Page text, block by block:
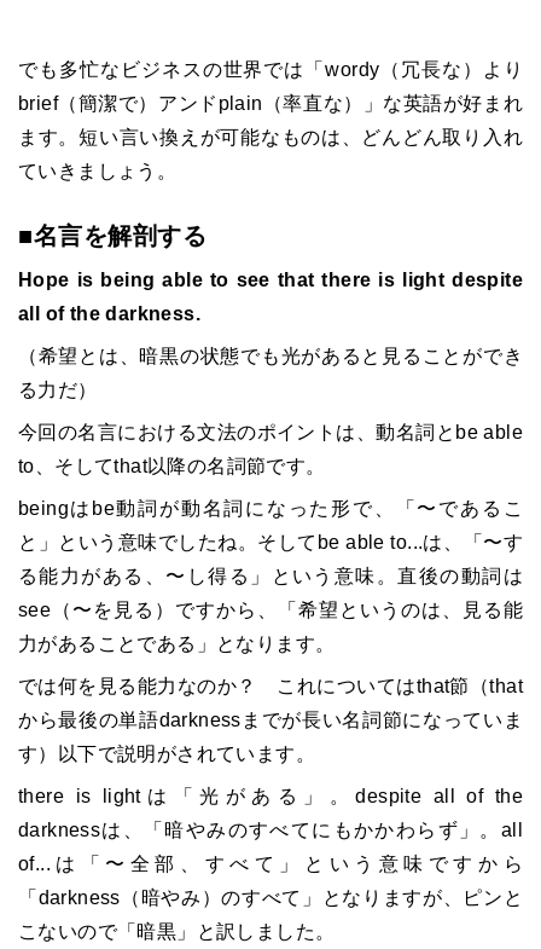
でも多忙なビジネスの世界では「wordy（冗長な）より
brief（簡潔で）アンドplain（率直な）」な英語が好まれ
ます。短い言い換えが可能なものは、どんどん取り入れ
ていきましょう。
■名言を解剖する
Hope is being able to see that there is light despite
all of the darkness.
（希望とは、暗黒の状態でも光があると見ることができ
る力だ）
今回の名言における文法のポイントは、動名詞とbe able
to、そしてthat以降の名詞節です。
beingはbe動詞が動名詞になった形で、「〜であるこ
と」という意味でしたね。そしてbe able to...は、「〜す
る能力がある、〜し得る」という意味。直後の動詞は
see（〜を見る）ですから、「希望というのは、見る能
力があることである」となります。
では何を見る能力なのか？ これについてはthat節（that
から最後の単語darknessまでが長い名詞節になっていま
す）以下で説明がされています。
there is lightは「光がある」。despite all of the
darknessは、「暗やみのすべてにもかかわらず」。all
of...は「〜全部、すべて」という意味ですから
「darkness（暗やみ）のすべて」となりますが、ピンと
こないので「暗黒」と訳しました。